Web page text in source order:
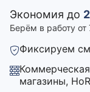
Экономия до
Берём в работу от
Фиксируем
магазины,